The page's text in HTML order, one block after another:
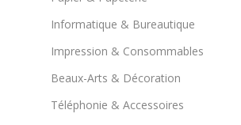
Informatique & Bureautique
Impression & Consommables
Beaux-Arts & Décoration
Téléphonie & Accessoires